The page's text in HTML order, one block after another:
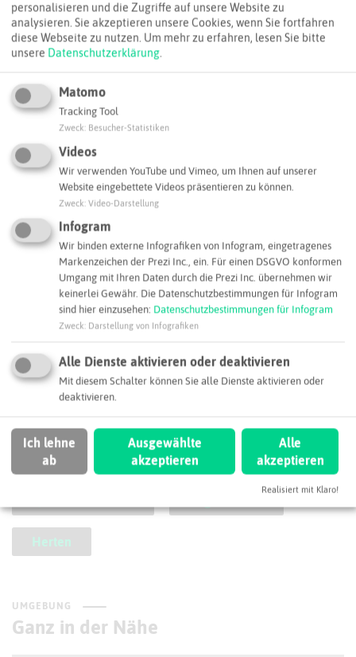
Adresse:
DIFFU-THERM® Helmut Klumpf Technische Chemie KG
Industriestraße 15
45699 Herten
klumpf@diffu-therm.de
Webseite
SCHLAGWORTE
So ordnen wir dieses Unternehmen ein
Messtechnik Oberflächentechnologie
Herten
UMGEBUNG
Ganz in der Nähe
personalisieren und die Zugriffe auf unsere Website zu
analysieren. Sie akzeptieren unsere Cookies, wenn Sie fortfahren
diese Webseite zu nutzen. Um mehr zu erfahren, lesen Sie bitte
unsere Datenschutzerklärung.
Matomo
Tracking Tool
Zweck Besucher-Statistiken
Videos
Wir verwenden YouTube und Vimeo, um Ihnen auf unserer
Website eingebettete Videos präsentieren zu können.
Zweck Video-Darstellung
Infogram
Wir binden externe Infografiken von Infogram, eingetragenes
Markenzeichen der Prezi Inc., ein. Für einen DSGVO konformen
Umgang mit Ihren Daten durch die Prezi Inc. übernehmen wir
keinerlei Gewähr. Die Datenschutzbestimmungen für Infogram
sind hier einzusehen: Datenschutzbestimmungen für Infogram
Zweck Darstellung von Infografiken
Alle Dienste aktivieren oder deaktivieren
Mit diesem Schalter können Sie alle Dienste aktivieren oder
deaktivieren.
Ich lehne
ab
Ausgewählte
akzeptieren
Alle
akzeptieren
Realisiert mit Klaro!